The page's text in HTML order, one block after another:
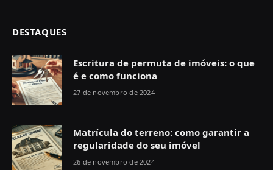
DESTAQUES
Escritura de permuta de imóveis: o que
é e como funciona
27 de novembro de 2024
Matrícula do terreno: como garantir a
regularidade do seu imóvel
26 de novembro de 2024